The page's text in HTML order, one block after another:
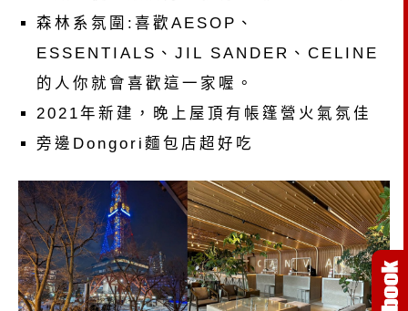
森林系氛圍:喜歡AESOP、
ESSENTIALS、JIL SANDER、CELINE
的人你就會喜歡這一家喔。
2021年新建，晚上屋頂有帳篷營火氣氛佳
旁邊Dongori麵包店超好吃